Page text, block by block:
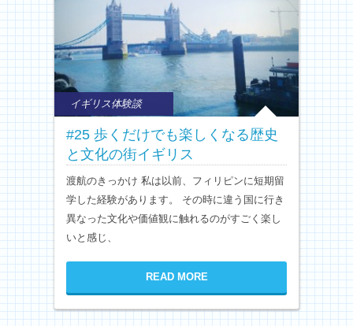
イギリス体験談
#25 歩くだけでも楽しくなる歴史
と文化の街イギリス
渡航のきっかけ 私は以前、フィリピンに短期留
学した経験があります。 その時に違う国に行き
異なった文化や価値観に触れるのがすごく楽し
いと感じ、
READ MORE